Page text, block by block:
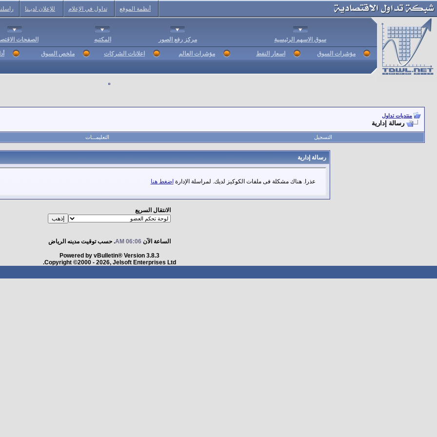
أنظمة الموقع تداول في الإعلام للإعلان لديـنا
سوق الاسهم الرئيسية مركز رفع الصور المكتبه الصفحات
مؤشرات السوق اسعار النفط مؤشرات العالم اعلانات الشركات ملخص السوق
منتديات تداول
رسالة إدارية
التسجيل التعليمـــات
رسالة إدارية
عذرا. هناك مشكلة فى ملفات الكوكيز لديك. لمراسلة الإدارة اضغط هنا
الانتقال السريع
الساعة الآن 06:06 AM . حسب توقيت مدينه الرياض
Powered by vBulletin® Version 3.8.3
Copyright ©2000 - 2026, Jelsoft Enterprises Ltd.